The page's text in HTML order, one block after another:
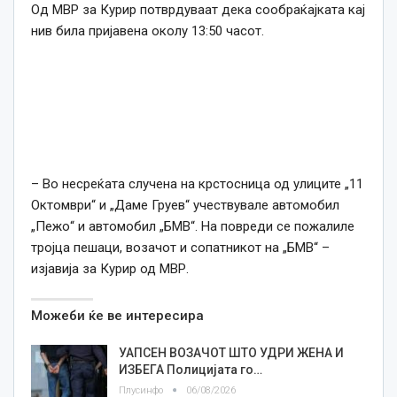
Од МВР за Курир потврдуваат дека сообраќајката кај
нив била пријавена околу 13:50 часот.
– Во несреќата случена на крстосница од улиците „11
Октомври“ и „Даме Груев“ учествувале автомобил
„Пежо“ и автомобил „БМВ“. На повреди се пожалиле
тројца пешаци, возачот и сопатникот на „БМВ“ –
изјавија за Курир од МВР.
Можеби ќе ве интересира
УАПСЕН ВОЗАЧОТ ШТО УДРИ ЖЕНА И
ИЗБЕГА Полицијата го…
Плусинфо 06/08/2026